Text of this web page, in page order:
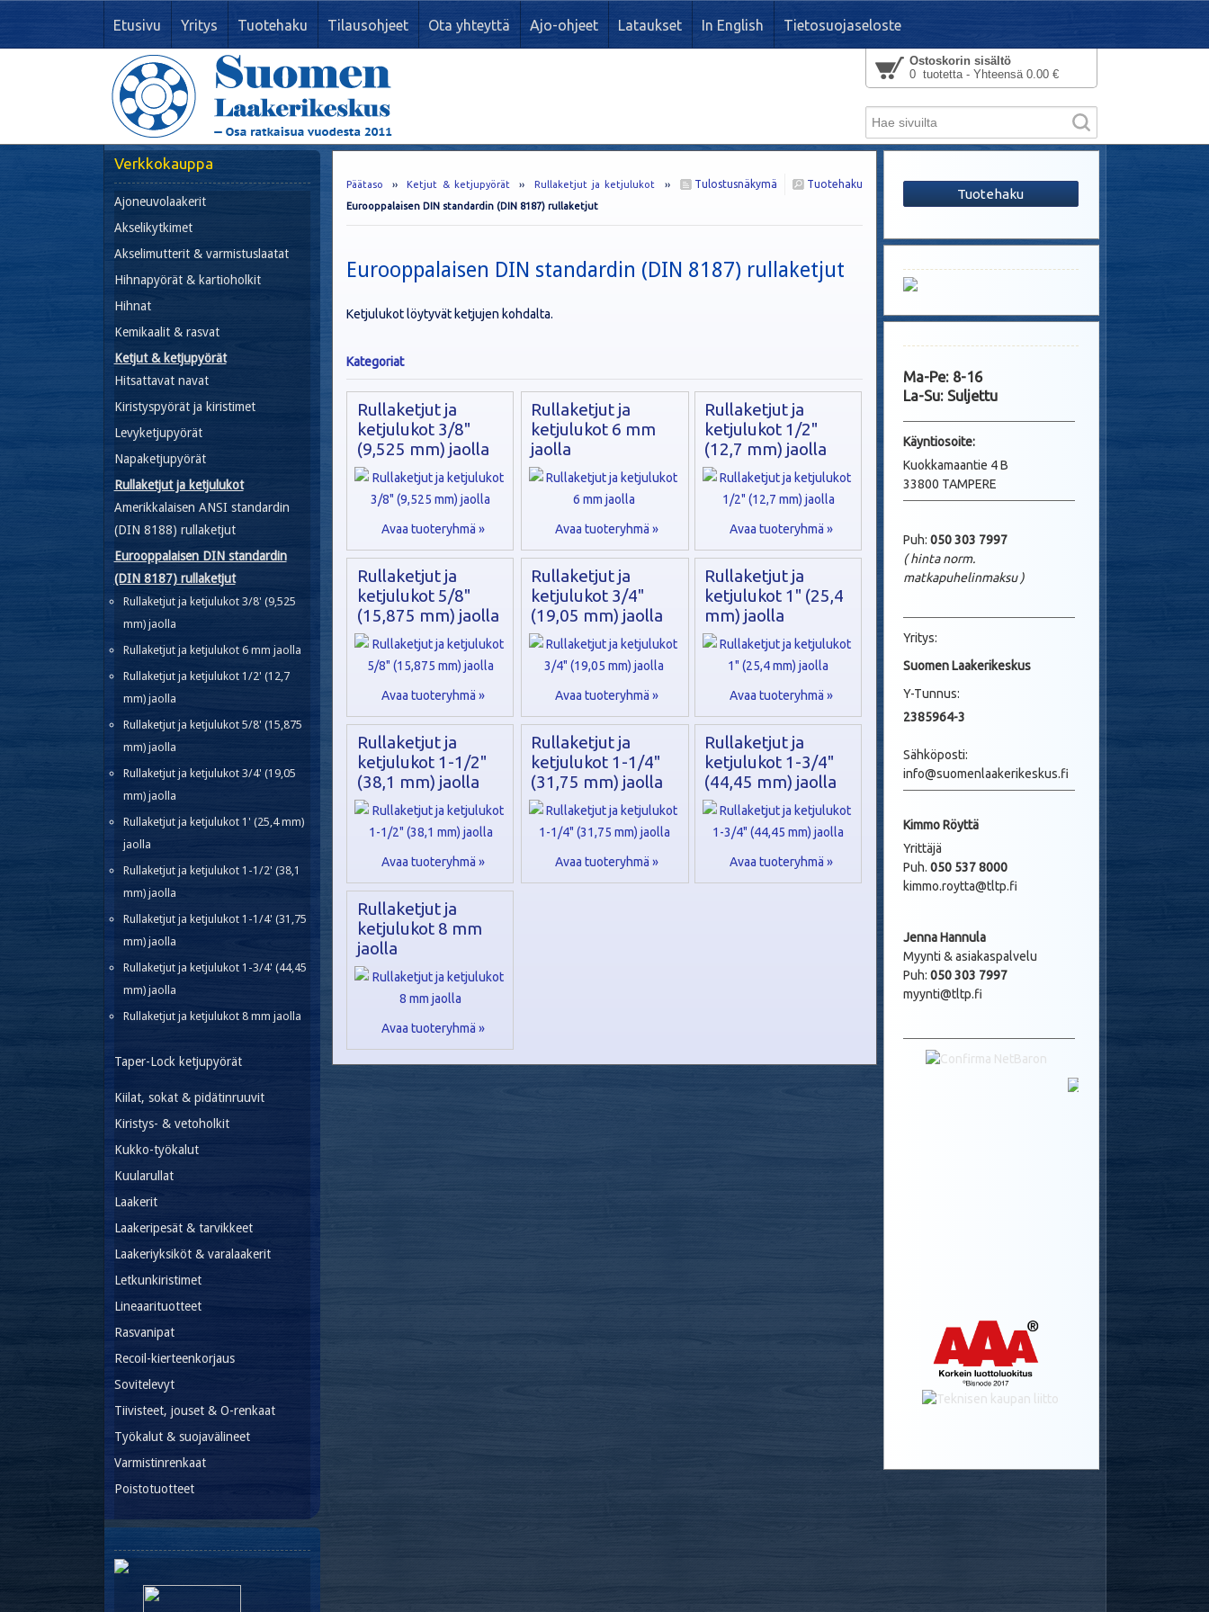
Etusivu Yritys Tuotehaku Tilausohjeet Ota yhteyttä Ajo-ohjeet Lataukset In English Tietosuojaseloste
Ostoskorin sisältö
0 tuotetta - Yhteensä 0.00 €
Tuotehaku
Tulostusnäkymä
Päätaso ››Ketjut & ketjupyörät ›› Rullaketjut ja ketjulukot ››
Eurooppalaisen DIN standardin (DIN 8187) rullaketjut
Eurooppalaisen DIN standardin (DIN 8187) rullaketjut
Ketjulukot löytyvät ketjujen kohdalta.
Kategoriat
Rullaketjut ja
ketjulukot 3/8"
(9,525 mm) jaolla
Avaa tuoteryhmä »
Rullaketjut ja
ketjulukot 6 mm
jaolla
Avaa tuoteryhmä »
Rullaketjut ja
ketjulukot 1/2"
(12,7 mm) jaolla
Avaa tuoteryhmä »
Rullaketjut ja
ketjulukot 5/8"
(15,875 mm) jaolla
Avaa tuoteryhmä »
Rullaketjut ja
ketjulukot 3/4"
(19,05 mm) jaolla
Avaa tuoteryhmä »
Rullaketjut ja
ketjulukot 1" (25,4
mm) jaolla
Avaa tuoteryhmä »
Rullaketjut ja
ketjulukot 1-1/2"
(38,1 mm) jaolla
Avaa tuoteryhmä »
Rullaketjut ja
ketjulukot 1-1/4"
(31,75 mm) jaolla
Avaa tuoteryhmä »
Rullaketjut ja
ketjulukot 1-3/4"
(44,45 mm) jaolla
Avaa tuoteryhmä »
Rullaketjut ja
ketjulukot 8 mm
jaolla
Avaa tuoteryhmä »
Verkkokauppa
Ajoneuvolaakerit
Akselikytkimet
Akselimutterit & varmistuslaatat
Hihnapyörät & kartioholkit
Hihnat
Kemikaalit & rasvat
Ketjut & ketjupyörät
Hitsattavat navat
Kiristyspyörät ja kiristimet
Levyketjupyörät
Napaketjupyörät
Rullaketjut ja ketjulukot
Amerikkalaisen ANSI standardin
(DIN 8188) rullaketjut
Eurooppalaisen DIN standardin
(DIN 8187) rullaketjut
Rullaketjut ja ketjulukot 3/8' (9,525
mm) jaolla
Rullaketjut ja ketjulukot 6 mm jaolla
Rullaketjut ja ketjulukot 1/2' (12,7
mm) jaolla
Rullaketjut ja ketjulukot 5/8' (15,875
mm) jaolla
Rullaketjut ja ketjulukot 3/4' (19,05
mm) jaolla
Rullaketjut ja ketjulukot 1' (25,4 mm)
jaolla
Rullaketjut ja ketjulukot 1-1/2' (38,1
mm) jaolla
Rullaketjut ja ketjulukot 1-1/4' (31,75
mm) jaolla
Rullaketjut ja ketjulukot 1-3/4' (44,45
mm) jaolla
Rullaketjut ja ketjulukot 8 mm jaolla
Taper-Lock ketjupyörät
Kiilat, sokat & pidätinruuvit
Kiristys- & vetoholkit
Kukko-työkalut
Kuularullat
Laakerit
Laakeripesät & tarvikkeet
Laakeriyksiköt & varalaakerit
Letkunkiristimet
Lineaarituotteet
Rasvanipat
Recoil-kierteenkorjaus
Sovitelevyt
Tiivisteet, jouset & O-renkaat
Työkalut & suojavälineet
Varmistinrenkaat
Poistotuotteet
Tuotehaku
Ma-Pe: 8-16
La-Su: Suljettu
Käyntiosoite:
Kuokkamaantie 4 B
33800 TAMPERE
Puh: 050 303 7997
( hinta norm.
matkapuhelinmaksu )
Yritys:
Suomen Laakerikeskus
Y-Tunnus:
2385964-3
Sähköposti:
info@suomenlaakerikeskus.fi
Kimmo Röyttä
Yrittäjä
Puh. 050 537 8000
kimmo.roytta@tltp.fi
Jenna Hannula
Myynti & asiakaspalvelu
Puh: 050 303 7997
myynti@tltp.fi